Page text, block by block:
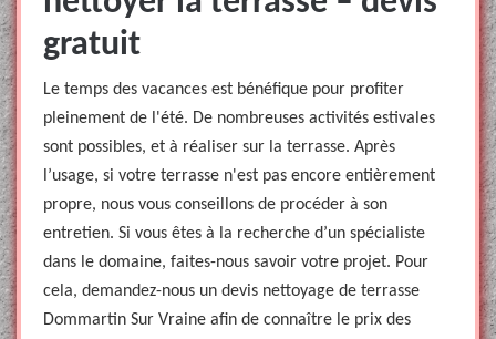
gratuit
Le temps des vacances est bénéfique pour profiter
pleinement de l'été. De nombreuses activités estivales
sont possibles, et à réaliser sur la terrasse. Après
l’usage, si votre terrasse n'est pas encore entièrement
propre, nous vous conseillons de procéder à son
entretien. Si vous êtes à la recherche d’un spécialiste
dans le domaine, faites-nous savoir votre projet. Pour
cela, demandez-nous un devis nettoyage de terrasse
Dommartin Sur Vraine afin de connaître le prix des